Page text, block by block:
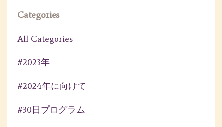
Categories
All Categories
#2023年
#2024年に向けて
#30日プログラム